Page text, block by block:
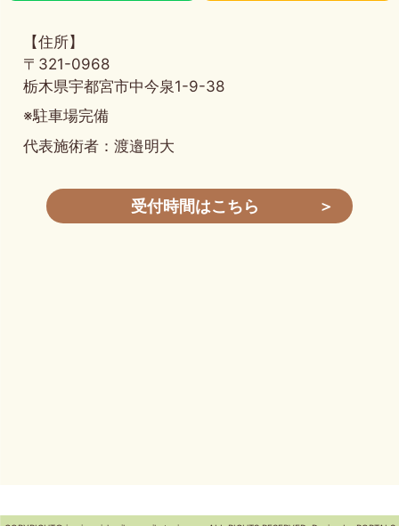
【住所】
〒321-0968
栃木県宇都宮市中今泉1-9-38
※駐車場完備
代表施術者：渡邉明大
受付時間はこちら